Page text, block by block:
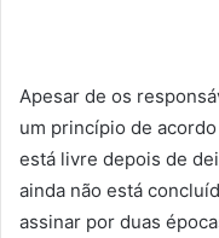
Apesar de os
um princípio de
está livre depois de
ainda não está
assinar por duas